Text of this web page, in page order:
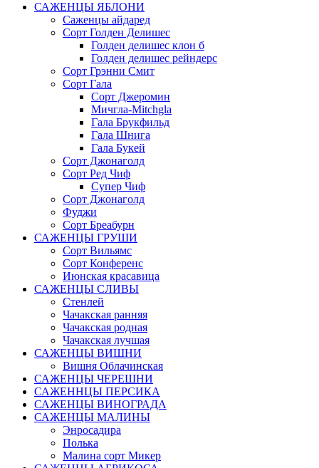
САЖЕНЦЫ ЯБЛОНИ
Саженцы айдаред
Сорт Голден Делишес
Голден делишес клон б
Голден делишес рейндерс
Сорт Грэнни Смит
Сорт Гала
Сорт Джеромин
Мичгла-Mitchgla
Гала Брукфильд
Гала Шнига
Гала Букей
Сорт Джонаголд
Сорт Ред Чиф
Супер Чиф
Сорт Джонаголд
Фуджи
Сорт Бреабурн
САЖЕНЦЫ ГРУШИ
Сорт Вильямс
Сорт Конференс
Июнская красавица
САЖЕНЦЫ СЛИВЫ
Стенлей
Чачакская ранняя
Чачакская родная
Чачакская лучшая
САЖЕНЦЫ ВИШНИ
Вишня Облачинская
САЖЕНЦЫ ЧЕРЕШНИ
САЖЕННЦЫ ПЕРСИКА
САЖЕНЦЫ ВИНОГРАДА
САЖЕНЦЫ МАЛИНЫ
Энросадира
Полька
Малина сорт Микер